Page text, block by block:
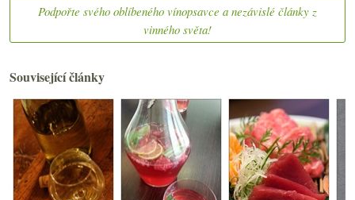
Podpořte svého oblíbeného vínopsavce a nezávislé články z
vinného světa!
Související články